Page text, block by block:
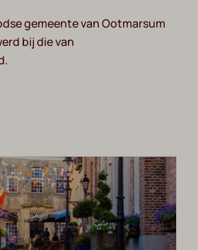
gemeente van Ootmarsum
bij die van